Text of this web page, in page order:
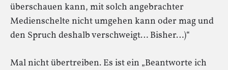
überschauen kann, mit solch angebrachter
Medienschelte nicht umgehen kann oder mag und
den Spruch deshalb verschweigt… Bisher…)“
Mal nicht übertreiben. Es ist ein „Beantworte ich